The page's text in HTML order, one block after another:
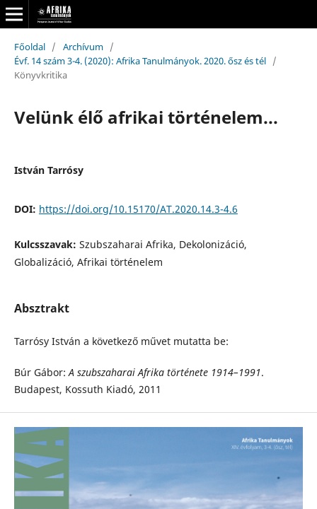
Főoldal / Archívum /
Évf. 14 szám 3-4. (2020): Afrika Tanulmányok. 2020. ősz és tél /
Könyvkritika
Velünk élő afrikai történelem...
István Tarrósy
DOI: https://doi.org/10.15170/AT.2020.14.3-4.6
Kulcsszavak: Szubszaharai Afrika, Dekolonizáció,
Globalizáció, Afrikai történelem
Absztrakt
Tarrósy István a következő művet mutatta be:
Búr Gábor:A szubszaharai Afrika története 1914–1991.
Budapest, Kossuth Kiadó, 2011